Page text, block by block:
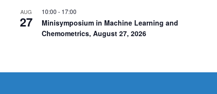
AUG
27
10:00 - 17:00
Minisymposium in Machine Learning and
Chemometrics, August 27, 2026